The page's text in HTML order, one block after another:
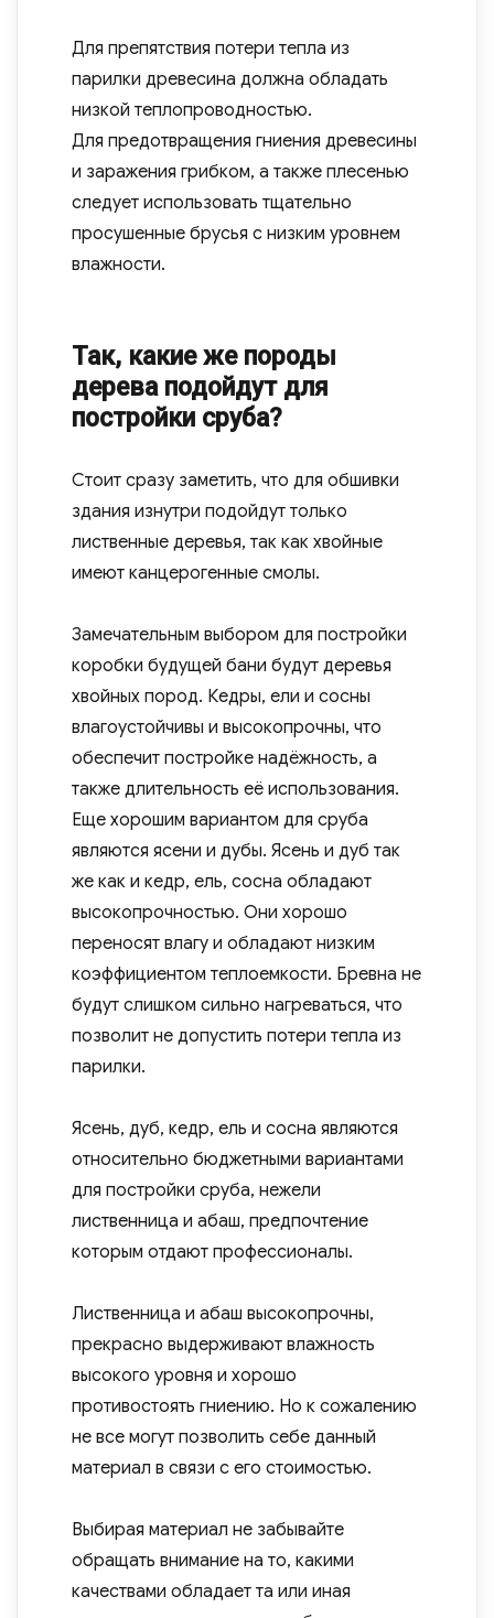
Для препятствия потери тепла из
парилки древесина должна обладать
низкой теплопроводностью.
Для предотвращения гниения древесины
и заражения грибком, а также плесенью
следует использовать тщательно
просушенные брусья с низким уровнем
влажности.
Так, какие же породы
дерева подойдут для
постройки сруба?
Стоит сразу заметить, что для обшивки
здания изнутри подойдут только
лиственные деревья, так как хвойные
имеют канцерогенные смолы.
Замечательным выбором для постройки
коробки будущей бани будут деревья
хвойных пород. Кедры, ели и сосны
влагоустойчивы и высокопрочны, что
обеспечит постройке надёжность, а
также длительность её использования.
Еще хорошим вариантом для сруба
являются ясени и дубы. Ясень и дуб так
же как и кедр, ель, сосна обладают
высокопрочностью. Они хорошо
переносят влагу и обладают низким
коэффициентом теплоемкости. Бревна не
будут слишком сильно нагреваться, что
позволит не допустить потери тепла из
парилки.
Ясень, дуб, кедр, ель и сосна являются
относительно бюджетными вариантами
для постройки сруба, нежели
лиственница и абаш, предпочтение
которым отдают профессионалы.
Лиственница и абаш высокопрочны,
прекрасно выдерживают влажность
высокого уровня и хорошо
противостоять гниению. Но к сожалению
не все могут позволить себе данный
материал в связи с его стоимостью.
Выбирая материал не забывайте
обращать внимание на то, какими
качествами обладает та или иная